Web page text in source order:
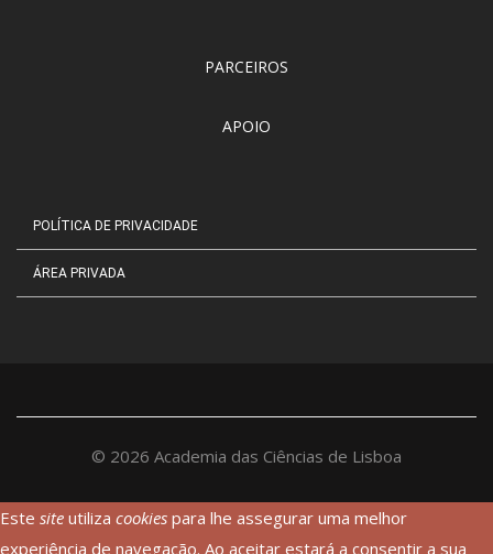
PARCEIROS
APOIO
POLÍTICA DE PRIVACIDADE
ÁREA PRIVADA
© 2026 Academia das Ciências de Lisboa
Este site utiliza cookies para lhe assegurar uma melhor
experiência de navegação. Ao aceitar estará a consentir a sua